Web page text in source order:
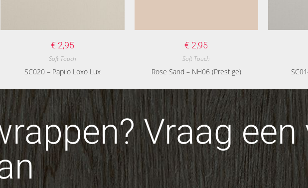
€ 2,95
Soft Touch
SC020 – Papilo Loxo Lux
€ 2,95
Soft Touch
Rose Sand – NH06 (Prestige)
Vraag